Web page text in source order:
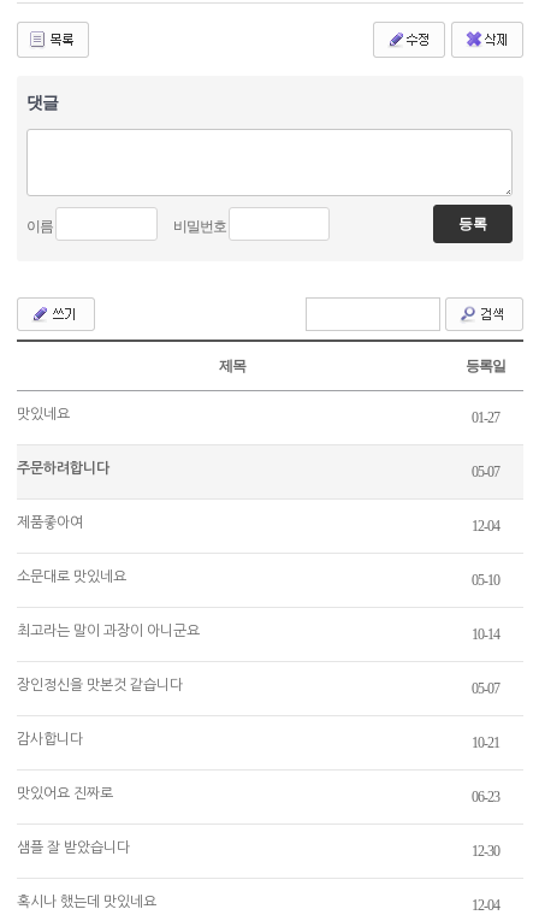
댓글
이름 비밀번호
제목 등록일
맛있네요 01-27
주문하려합니다 05-07
제품좋아여 12-04
소문대로 맛있네요 05-10
최고라는 말이 과장이 아니군요 10-14
장인정신을 맛본것 같습니다 05-07
감사합니다 10-21
맛있어요 진짜로 06-23
샘플 잘 받았습니다 12-30
혹시나 했는데 맛있네요 12-04